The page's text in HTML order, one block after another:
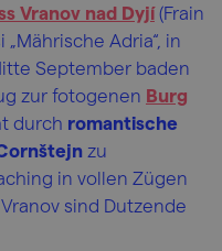
Vranov nad Dyjí(Frain
Adria“, in
September baden
zur fotogenen Burg
durch romantische
zu
in vollen Zügen
sind Dutzende